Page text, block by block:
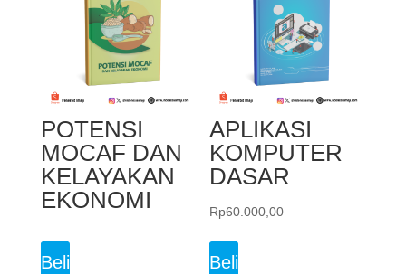
POTENSI
MOCAF DAN
KELAYAKAN
EKONOMI
Beli
APLIKASI
KOMPUTER
DASAR
Rp60.000,00
Beli